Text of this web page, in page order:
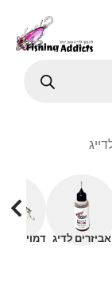
אביזרים לדיג דמויים